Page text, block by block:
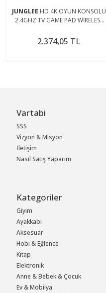
JUNGLEE HD 4K OYUN KONSOLU
2.4GHZ TV GAME PAD WİRELESS
KONSOLU
2.374,05 TL
Vartabi
SSS
Vizyon & Misyon
İletişim
Nasıl Satış Yaparım
Kategoriler
Giyim
Ayakkabı
Aksesuar
Hobi & Eğlence
Kitap
Elektronik
Anne & Bebek & Çocuk
Ev & Mobilya